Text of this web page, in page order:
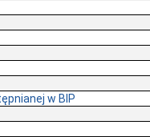
w BIP